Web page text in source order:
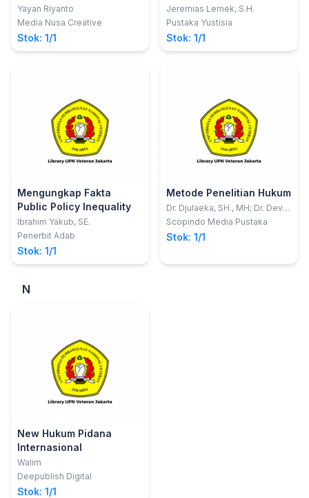
Advocate Profession
Malpractice in Indonesia
Yayan Riyanto
Media Nusa Creative
Stok: 1/1
terhadap penegakan
hukum di Indonesia
Jeremias Lemek, S.H.
Pustaka Yustisia
Stok: 1/1
Mengungkap Fakta
Public Policy Inequality
Ibrahim Yakub, SE.
Penerbit Adab
Stok: 1/1
Metode Penelitian Hukum
Dr. Djulaeka, SH., MH; Dr. Devi
Rahayu, SH., M.Hum
Scopindo Media Pustaka
Stok: 1/1
N
New Hukum Pidana
Internasional
Walim
Deepublish Digital
Stok: 1/1